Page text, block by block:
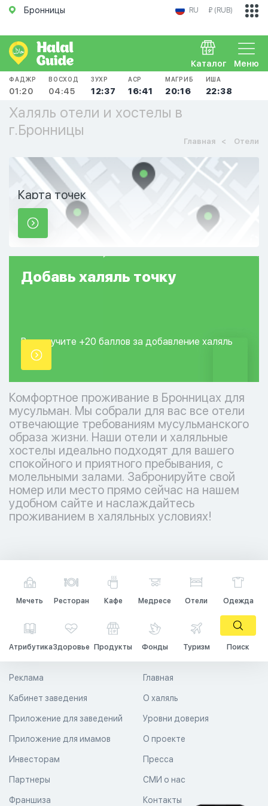
Бронницы RU ₽ (RUB)
Меню
Каталог
ФАДЖР
01:20
ВОСХОД
04:45
ЗУХР
12:37
АСР
16:41
МАГРИБ
20:16
ИША
22:38
Халяль отели и хостелы в
г.Бронницы
Главная Отели
Карта точек
Добавь халяль точку
Вы получите +20 баллов за добавление халяль
точки.
Комфортное проживание в Бронницах для
мусульман. Мы собрали для вас все отели
отвечающие требованиям мусульманского
образа жизни. Наши отели и халяльные
хостелы идеально подходят для вашего
спокойного и приятного пребывания, с
молельными залами. Забронируйте свой
номер или место прямо сейчас на нашем
удобном сайте и наслаждайтесь
проживанием в халяльных условиях!
Мечеть Ресторан Кафе Медресе Отели Одежда
АтрибутикаЗдоровье Продукты Фонды Туризм Поиск
Главная
О халяль
Уровни доверия
Реклама
Кабинет заведения
Приложение для заведений
Приложение для имамов О проекте
Пресса
СМИ о нас
Контакты
Инвесторам
Партнеры
Франшиза